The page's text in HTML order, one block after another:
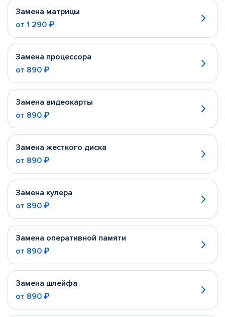
Замена матрицы
от 1 290 ₽
Замена процессора
от 890 ₽
Замена видеокарты
от 890 ₽
Замена жесткого диска
от 890 ₽
Замена кулера
от 890 ₽
Замена оперативной памяти
от 890 ₽
Замена шлейфа
от 890 ₽